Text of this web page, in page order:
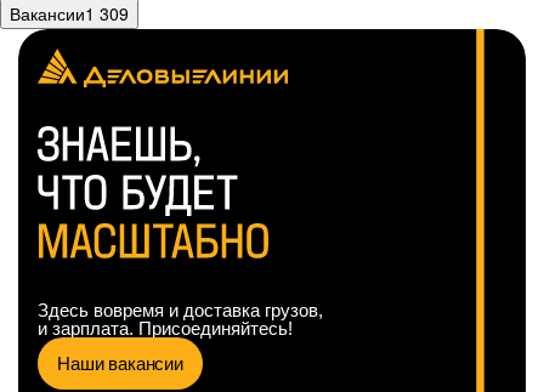
Вакансии1 309
Здесь вовремя и доставка грузов,
и зарплата. Присоединяйтесь!
Наши вакансии